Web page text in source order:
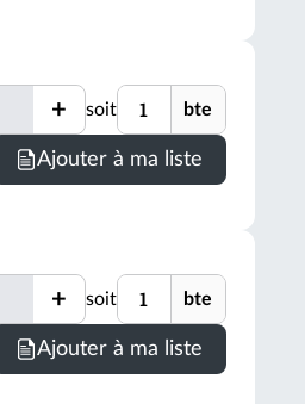
(voir
+ soit Unité bte
Ajouter à ma liste
Minimum
de
(voir
+ soit Unité bte
Ajouter à ma liste
Minimum
de